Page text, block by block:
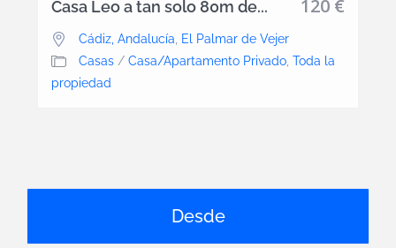
120 €
Casa Leo a tan solo 80m de...
Cádiz, Andalucía
El Palmar de Vejer
Casas / Casa/Apartamento Privado Toda la
propiedad